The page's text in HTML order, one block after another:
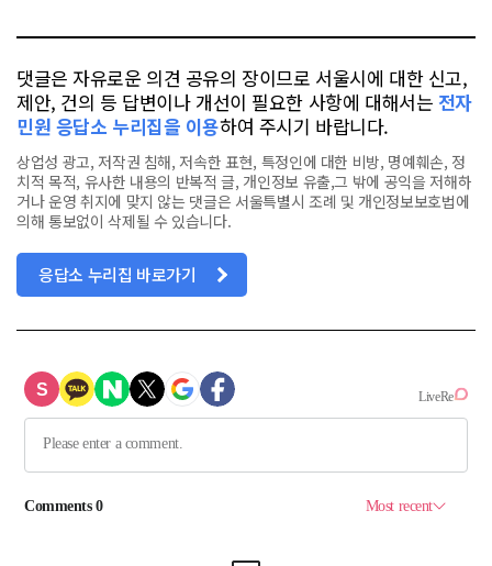
댓글은 자유로운 의견 공유의 장이므로 서울시에 대한 신고,
제안, 건의 등 답변이나 개선이 필요한 사항에 대해서는 전자
민원 응답소 누리집을 이용하여 주시기 바랍니다.
상업성 광고, 저작권 침해, 저속한 표현, 특정인에 대한 비방, 명예훼손, 정
치적 목적, 유사한 내용의 반복적 글, 개인정보 유출,그 밖에 공익을 저해하
거나 운영 취지에 맞지 않는 댓글은 서울특별시 조례 및 개인정보보호법에
의해 통보없이 삭제될 수 있습니다.
응답소 누리집 바로가기